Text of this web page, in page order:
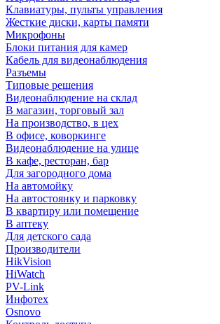
Клавиатуры, пульты управления
Жесткие диски, карты памяти
Микрофоны
Блоки питания для камер
Кабель для видеонаблюдения
Разъемы
Типовые решения
Видеонаблюдение на склад
В магазин, торговый зал
На производство, в цех
В офисе, коворкинге
Видеонаблюдение на улице
В кафе, ресторан, бар
Для загородного дома
На автомойку
На автостоянку и парковку
В квартиру или помещение
В аптеку
Для детского сада
Производители
HikVision
HiWatch
PV-Link
Инфотех
Osnovo